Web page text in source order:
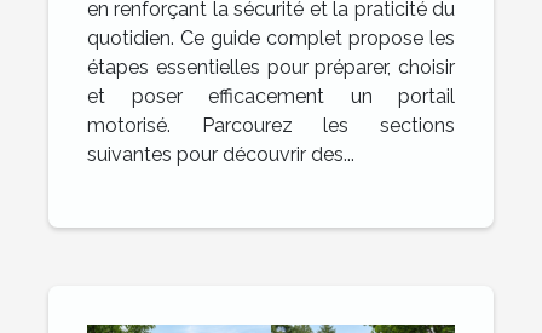
en renforçant la sécurité et la praticité du
quotidien. Ce guide complet propose les
étapes essentielles pour préparer, choisir
et poser efficacement un portail
motorisé. Parcourez les sections
suivantes pour découvrir des...